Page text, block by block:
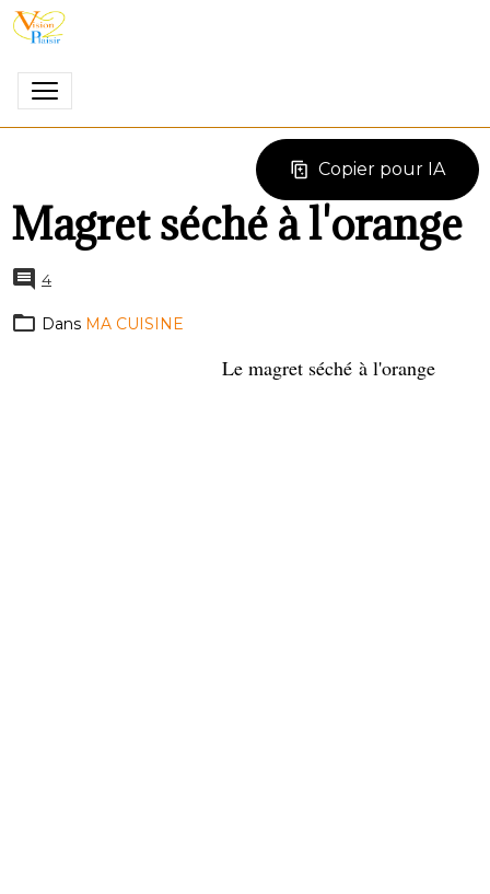
Copier pour IA
Magret séché à l'orange
4
Dans MA CUISINE
Le magret séché à l'orange